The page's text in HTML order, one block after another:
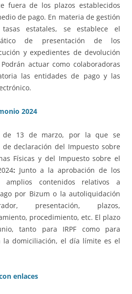
fuera de los plazos establecidos
de pago. En materia de gestión
estatales, se establece el
de presentación de los
y expedientes de devolución
actuar como colaboradoras
las entidades de pago y las
2024
de 13 de marzo, por la que se
declaración del Impuesto sobre
Físicas y del Impuesto sobre el
: Junto a la aprobación de los
amplios contenidos relativos a
por Bizum o la autoliquidación
presentación, plazos,
procedimiento, etc. El plazo
tanto para IRPF como para
la domiciliación, el día límite es el
enlaces